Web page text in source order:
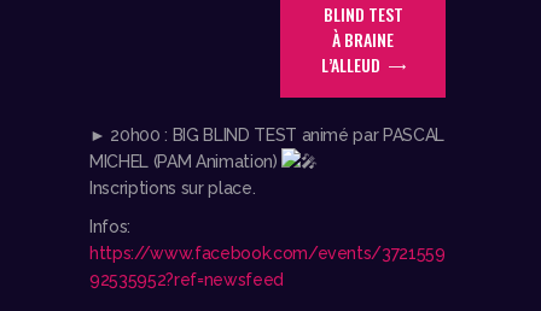
BLIND TEST
À BRAINE
L’ALLEUD
► 20h00 : BIG BLIND TEST animé par PASCAL
MICHEL (PAM Animation)
Inscriptions sur place.
Infos:
https://www.facebook.com/events/3721559
92535952?ref=newsfeed